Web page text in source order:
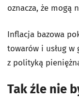
oznacza, że mogą
Inflacja bazowa
towarów i usług w
z polityką
Tak źle nie